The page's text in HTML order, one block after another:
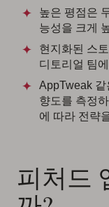
높은 평점은
능성을 크게
현지화된 스
디토리얼 팀
AppTweak 같
향도를 측정
에 따라 전략
피처드